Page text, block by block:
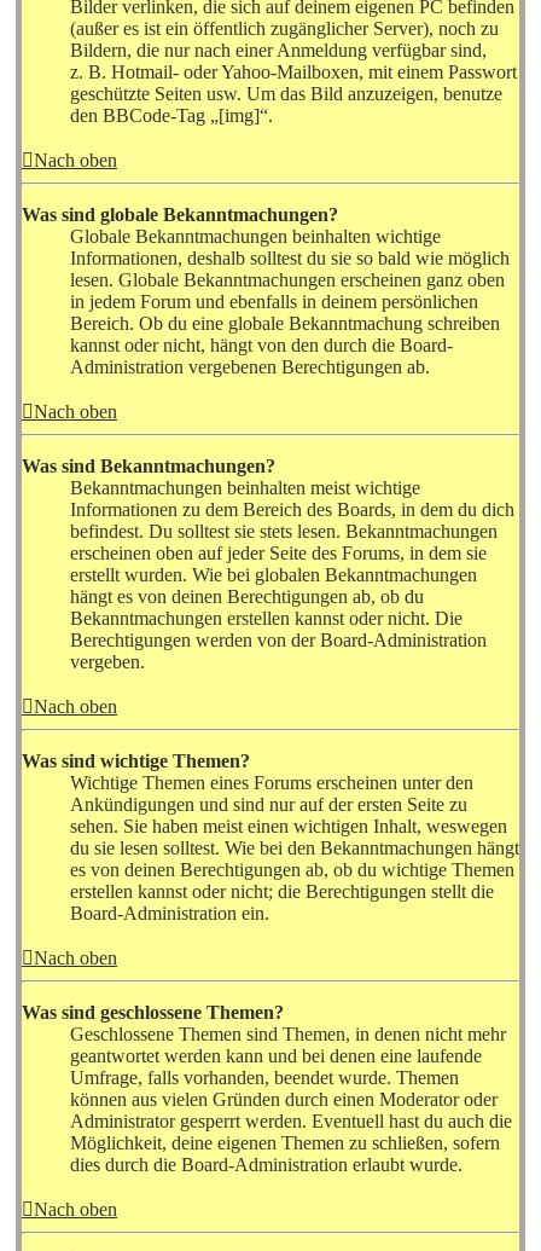
Bilder verlinken, die sich auf deinem eigenen PC befinden
(außer es ist ein öffentlich zugänglicher Server), noch zu
Bildern, die nur nach einer Anmeldung verfügbar sind,
z. B. Hotmail- oder Yahoo-Mailboxen, mit einem Passwort
geschützte Seiten usw. Um das Bild anzuzeigen, benutze
den BBCode-Tag „[img]“.
Nach oben
Was sind globale Bekanntmachungen?
Globale Bekanntmachungen beinhalten wichtige
Informationen, deshalb solltest du sie so bald wie möglich
lesen. Globale Bekanntmachungen erscheinen ganz oben
in jedem Forum und ebenfalls in deinem persönlichen
Bereich. Ob du eine globale Bekanntmachung schreiben
kannst oder nicht, hängt von den durch die Board-
Administration vergebenen Berechtigungen ab.
Nach oben
Was sind Bekanntmachungen?
Bekanntmachungen beinhalten meist wichtige
Informationen zu dem Bereich des Boards, in dem du dich
befindest. Du solltest sie stets lesen. Bekanntmachungen
erscheinen oben auf jeder Seite des Forums, in dem sie
erstellt wurden. Wie bei globalen Bekanntmachungen
hängt es von deinen Berechtigungen ab, ob du
Bekanntmachungen erstellen kannst oder nicht. Die
Berechtigungen werden von der Board-Administration
vergeben.
Nach oben
Was sind wichtige Themen?
Wichtige Themen eines Forums erscheinen unter den
Ankündigungen und sind nur auf der ersten Seite zu
sehen. Sie haben meist einen wichtigen Inhalt, weswegen
du sie lesen solltest. Wie bei den Bekanntmachungen hängt
es von deinen Berechtigungen ab, ob du wichtige Themen
erstellen kannst oder nicht; die Berechtigungen stellt die
Board-Administration ein.
Nach oben
Was sind geschlossene Themen?
Geschlossene Themen sind Themen, in denen nicht mehr
geantwortet werden kann und bei denen eine laufende
Umfrage, falls vorhanden, beendet wurde. Themen
können aus vielen Gründen durch einen Moderator oder
Administrator gesperrt werden. Eventuell hast du auch die
Möglichkeit, deine eigenen Themen zu schließen, sofern
dies durch die Board-Administration erlaubt wurde.
Nach oben